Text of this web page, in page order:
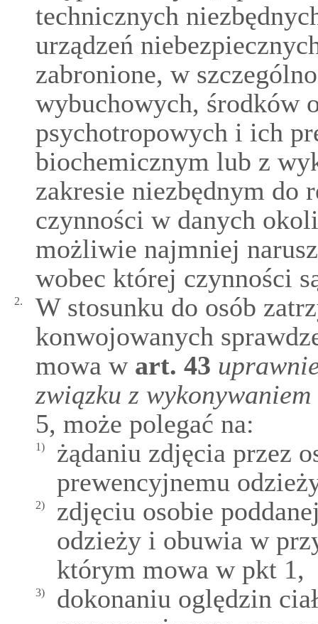
technicznych
urządzeń
zabronione, w
wybuchowych, środków
psychotropowych i ich
biochemicznym lub z
zakresie niezbędnym do
czynności w danych
możliwie najmniej
wobec której czynności
2.
W stosunku do osób
konwojowanych
mowa wart. 43
związku z
5, może polegać na:
1)
żądaniu zdjęcia przez
prewencyjnemu
2)
zdjęciu osobie
odzieży i obuwia w
którym mowa w pkt 1,
3)
dokonaniu oględzin